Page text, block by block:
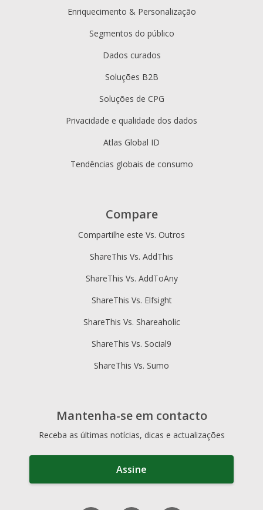
Enriquecimento & Personalização
Segmentos do público
Dados curados
Soluções B2B
Soluções de CPG
Privacidade e qualidade dos dados
Atlas Global ID
Tendências globais de consumo
Compare
Compartilhe este Vs. Outros
ShareThis Vs. AddThis
ShareThis Vs. AddToAny
ShareThis Vs. Elfsight
ShareThis Vs. Shareaholic
ShareThis Vs. Social9
ShareThis Vs. Sumo
Mantenha-se em contacto
Receba as últimas notícias, dicas e actualizações
Assine